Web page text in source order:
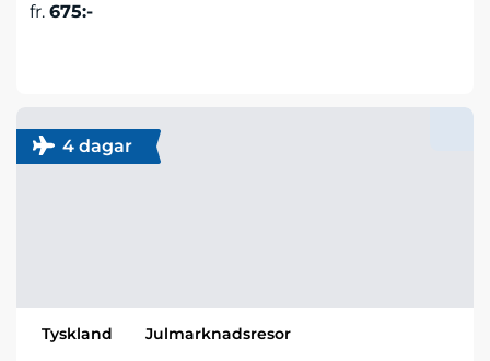
fr. 675:-
4 dagar
Tyskland Julmarknadsresor